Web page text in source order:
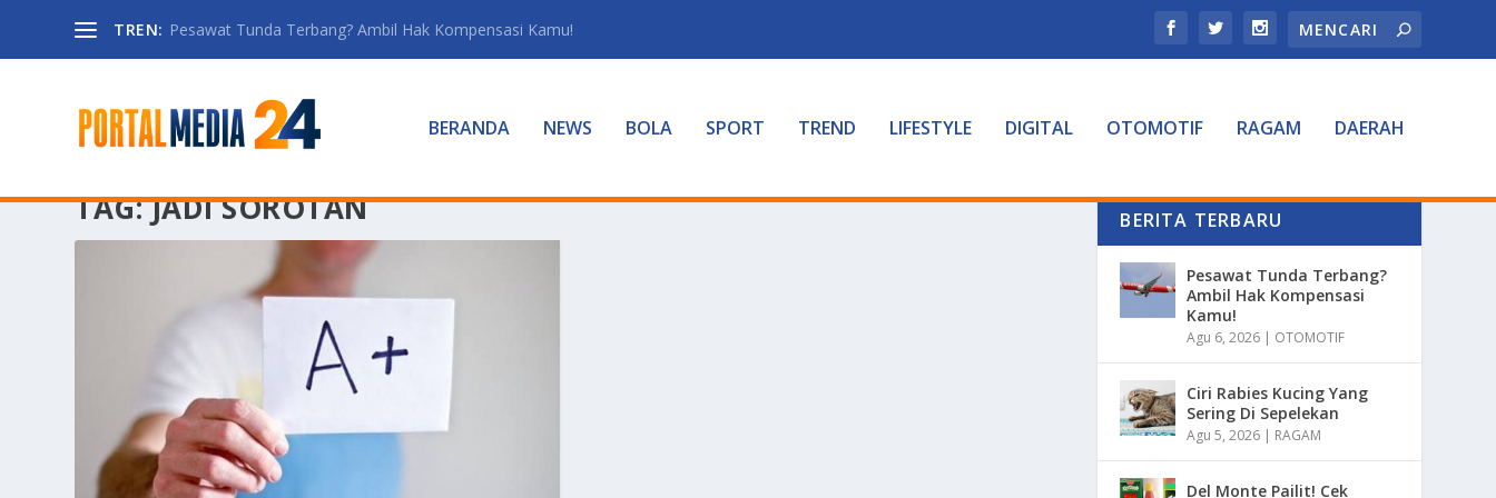
TREN: Pesawat Tunda Terbang? Ambil Hak Kompensasi Kamu!
BERANDA NEWS BOLA SPORT TREND LIFESTYLE DIGITAL OTOMOTIF RAGAM DAERAH
TAG:JADI SOROTAN BERITA TERBARU
Pesawat Tunda Terbang?
Ambil Hak Kompensasi
Kamu!
Agu 6, 2026 | OTOMOTIF
Ciri Rabies Kucing Yang
Sering Di Sepelekan
Agu 5, 2026 | RAGAM
Del Monte Pailit! Cek